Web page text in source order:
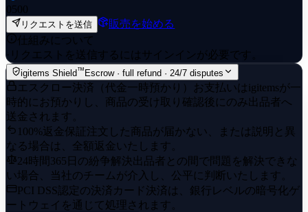
0500
リクエストを送信
販売を始める
仕組みについて
· リクエストを送信するにはサインインが必要です。
igitems Shield™Escrow · full refund · 24/7 disputes
エスクロー決済（代金一時預かり）
お支払いはigitemsが一
時的にお預かりし、商品の受け取り確認後にのみ出品者へ
送金されます。
100%返金保証 注文した商品が届かない、または説明と異
なる場合は、全額返金いたします。
24時間365日の紛争解決出品者との間で問題を解決できな
い場合、当社のチームが介入し、公平に判断いたします。
PCI DSS認定の決済 カード決済は、銀行レベルの暗号化ゲ
ートウェイを通じて処理されます。